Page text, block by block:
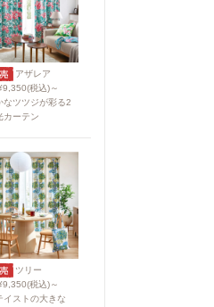
アザレア
税込)～
なツツジが彩る2
カーテン
ツリー
税込)～
イストの大きな